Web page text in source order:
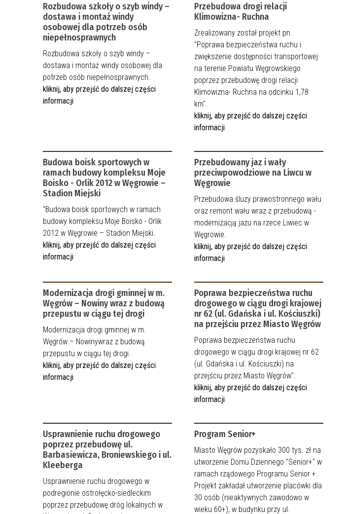
Rozbudowa szkoły o szyb windy –
dostawa i montaż windy
osobowej dla potrzeb osób
niepełnosprawnych
Rozbudowa szkoły o szyb windy –
dostawa i montaż windy osobowej dla
potrzeb osób niepełnosprawnych.
kliknij, aby przejść do dalszej części
informacji
Przebudowa drogi relacji
Klimowizna- Ruchna
Zrealizowany został projekt pn.
"Poprawa bezpieczeństwa ruchu i
zwiększenie dostępności transportowej
na terenie Powiatu Węgrowskiego
poprzez przebudowę drogi relacji
Klimowizna- Ruchna na odcinku 1,78
km".
kliknij, aby przejść do dalszej części
informacji
Budowa boisk sportowych w
ramach budowy kompleksu Moje
Boisko - Orlik 2012 w Węgrowie –
Stadion Miejski
"Budowa boisk sportowych w ramach
budowy kompleksu Moje Boisko - Orlik
2012 w Węgrowie – Stadion Miejski.
kliknij, aby przejść do dalszej części
informacji
Przebudowany jaz i wały
przeciwpowodziowe na Liwcu w
Węgrowie
Przebudowa śluzy prawostronnego wału
oraz remont wału wraz z przebudową -
modernizacją jazu na rzece Liwiec w
Węgrowie.
kliknij, aby przejść do dalszej części
informacji
Modernizacja drogi gminnej w m.
Węgrów – Nowiny wraz z budową
przepustu w ciągu tej drogi
Modernizacja drogi gminnej w m.
Węgrów – Nowinywraz z budową
przepustu w ciągu tej drogi.
kliknij, aby przejść do dalszej części
informacji
Poprawa bezpieczeństwa ruchu
drogowego w ciągu drogi krajowej
nr 62 (ul. Gdańska i ul. Kościuszki)
na przejściu przez Miasto Węgrów
Poprawa bezpieczeństwa ruchu
drogowego w ciągu drogi krajowej nr 62
(ul. Gdańska i ul. Kościuszki) na
przejściu przez Miasto Węgrów".
kliknij, aby przejść do dalszej części
informacji
Usprawnienie ruchu drogowego
poprzez przebudowę ul.
Barbasiewicza, Broniewskiego i ul.
Kleeberga
Usprawnienie ruchu drogowego w
podregionie ostrołęcko-siedleckim
poprzez przebudowę dróg lokalnych w
Program Senior+
Miasto Węgrów pozyskało 300 tys. zł na
utworzenie Domu Dziennego "Senior+" w
ramach rządowego Programu Senior +.
Projekt zakładał utworzenie placówki dla
30 osób (nieaktywnych zawodowo w
wieku 60+), w budynku przy ul.